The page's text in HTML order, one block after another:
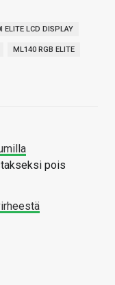
ELITE LCD DISPLAY
ML140 RGB ELITE
pois